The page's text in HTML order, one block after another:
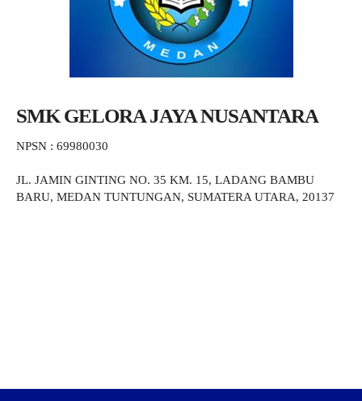
SMK GELORA JAYA NUSANTARA
NPSN : 69980030
JL. JAMIN GINTING NO. 35 KM. 15, LADANG BAMBU
BARU, MEDAN TUNTUNGAN, SUMATERA UTARA, 20137